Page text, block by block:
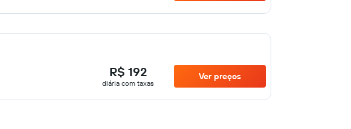
R$ 192
diária com taxas
Ver preços